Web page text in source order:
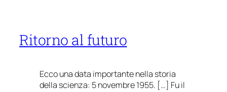
Ritorno al futuro
Ecco una data importante nella storia
della scienza: 5 novembre 1955. […] Fu il